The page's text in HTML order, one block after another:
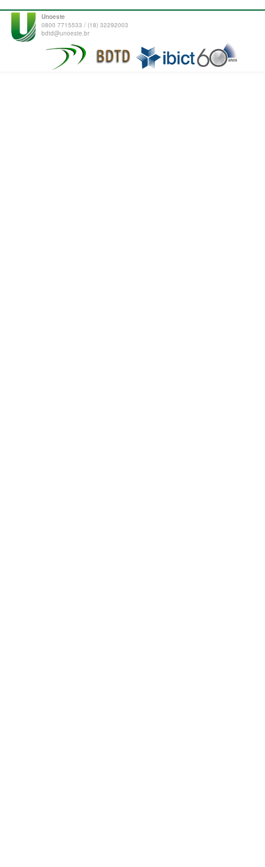
Unoeste
0800 7715533 / (18) 32292003
bdtd@unoeste.br